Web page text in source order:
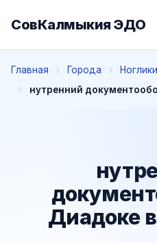
СовКалмыкия ЭДО
Главная Города
Ноглики
нутренний
Диадоке